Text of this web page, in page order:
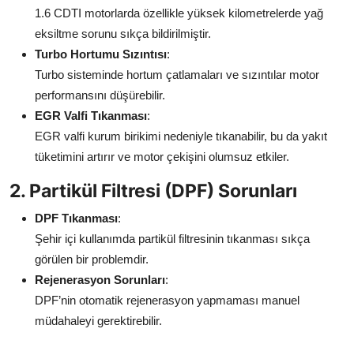
Multimedya & Elektronik
1.6 CDTI motorlarda özellikle yüksek kilometrelerde yağ
eksiltme sorunu sıkça bildirilmiştir.
Turbo Hortumu Sızıntısı:
Turbo sisteminde hortum çatlamaları ve sızıntılar motor
performansını düşürebilir.
EGR Valfi Tıkanması:
EGR valfi kurum birikimi nedeniyle tıkanabilir, bu da yakıt
tüketimini artırır ve motor çekişini olumsuz etkiler.
2. Partikül Filtresi (DPF) Sorunları
DPF Tıkanması:
Şehir içi kullanımda partikül filtresinin tıkanması sıkça
görülen bir problemdir.
Rejenerasyon Sorunları:
DPF’nin otomatik rejenerasyon yapmaması manuel
müdahaleyi gerektirebilir.